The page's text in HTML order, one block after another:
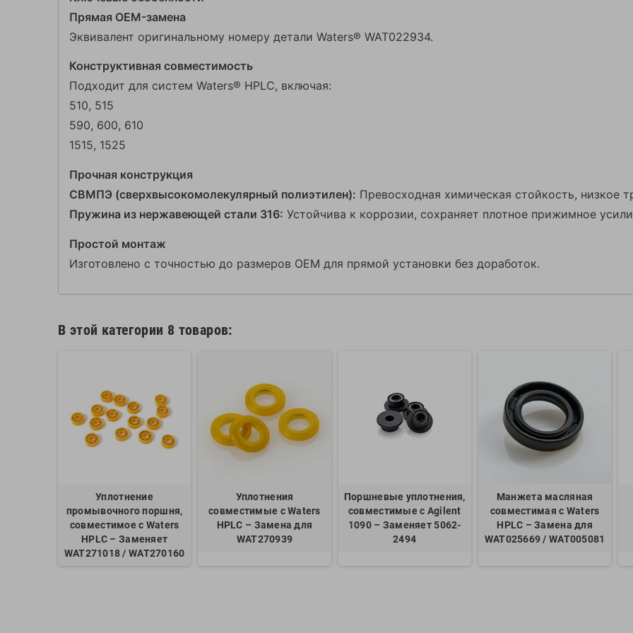
Прямая OEM-замена
Эквивалент оригинальному номеру детали Waters® WAT022934.
Конструктивная совместимость
Подходит для систем Waters® HPLC, включая:
510, 515
590, 600, 610
1515, 1525
Прочная конструкция
СВМПЭ (сверхвысокомолекулярный полиэтилен): Превосходная химическая стойкость, низкое
Пружина из нержавеющей стали 316: Устойчива к коррозии, сохраняет плотное прижимное
Простой монтаж
Изготовлено с точностью до размеров OEM для прямой установки без доработок.
В этой категории 8 товаров:
Уплотнение
промывочного поршня,
совместимое с Waters
HPLC – Заменяет
WAT271018 / WAT270160
Уплотнения
совместимые с Waters
HPLC – Замена для
WAT270939
Поршневые уплотнения,
совместимые с Agilent
1090 – Заменяет 5062-
2494
Манжета масляная
совместимая с Waters
HPLC – Замена для
WAT025669 / WAT005081